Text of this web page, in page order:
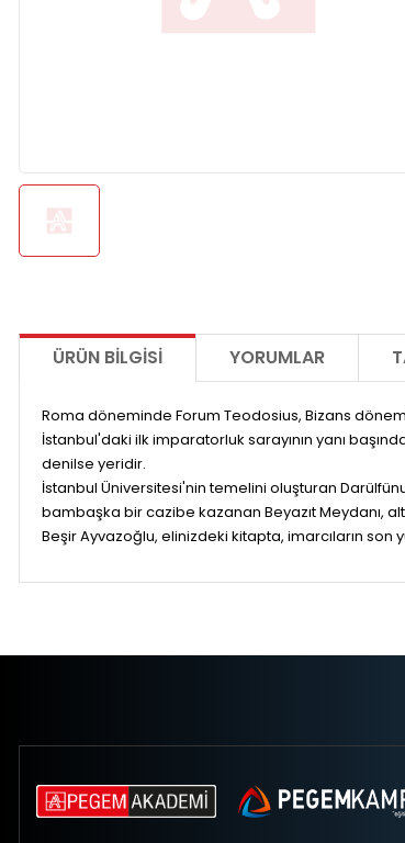
ÜRÜN BILGISI YORUMLAR
Roma döneminde Forum Teodosius, Bizans
İstanbul'daki ilk imparatorluk sarayının yanı
denilse yeridir.
İstanbul Üniversitesi'nin temelini oluşturan
bambaşka bir cazibe kazanan Beyazıt Meydanı,
Beşir Ayvazoğlu, elinizdeki kitapta, imarcıların